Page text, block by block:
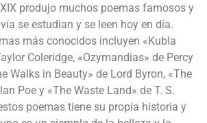
produjo muchos poemas famosos y
se estudian y se leen hoy en día.
más conocidos incluyen «Kubla
Coleridge, «Ozymandias» de Percy
Walks in Beauty» de Lord Byron, «The
Poe y «The Waste Land» de T. S.
poemas tiene su propia historia y